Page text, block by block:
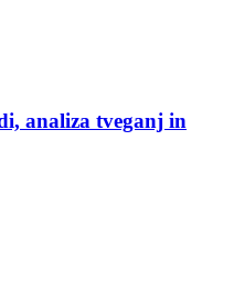
analiza tveganj in